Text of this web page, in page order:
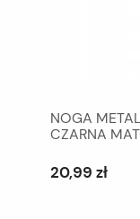
NOGA
CZARNA
20,99 zł